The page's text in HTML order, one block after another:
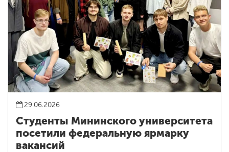
29.06.2026
Студенты Мининского университета
посетили федеральную ярмарку
вакансий